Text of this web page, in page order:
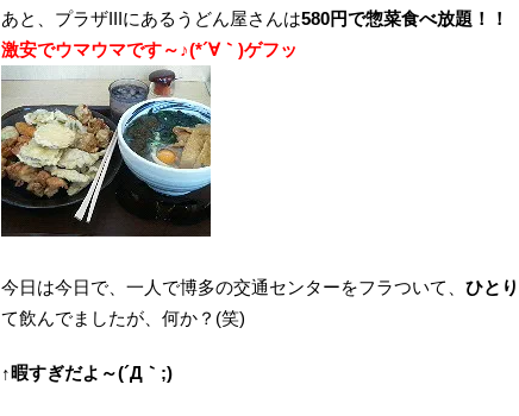
あと、プラザIIIにあるうどん屋さんは580円で惣菜食べ放題！！
激安でウマウマです～♪(*´∀｀)ゲフッ
今日は今日で、一人で博多の交通センターをフラついて、 ひと
て飲んでましたが、何か？(笑)
↑暇すぎだよ～(´Д｀;)